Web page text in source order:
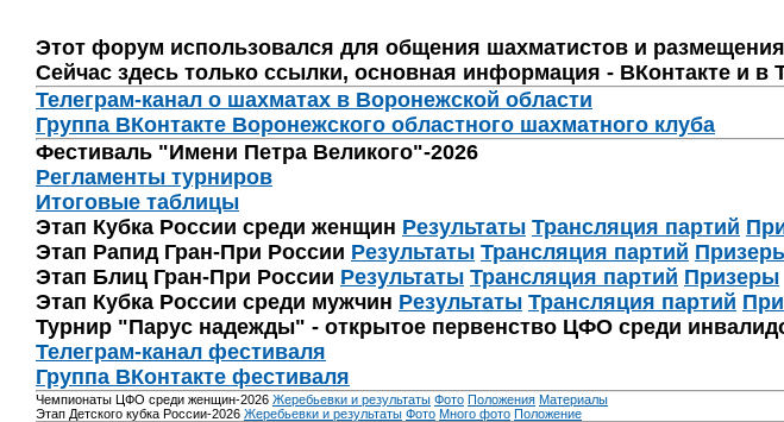
Этот форум использовался для общения шахматистов и
Сейчас здесь только ссылки, основная информация - ВКонтакте и в
Телеграм-канал о шахматах в Воронежской области
Группа ВКонтакте Воронежского областного шахматного клуба
Фестиваль "Имени Петра Великого"-2026
Регламенты турниров
Итоговые таблицы
Этап Кубка России среди женщин Результаты Трансляция партий
Этап Рапид Гран-При России Результаты Трансляция партий
Этап Блиц Гран-При России Результаты Трансляция партий Призеры
Этап Кубка России среди мужчин Результаты Трансляция партий
Турнир "Парус надежды" - открытое первенство ЦФО среди
Телеграм-канал фестиваля
Группа ВКонтакте фестиваля
Чемпионаты ЦФО среди женщин-2026 Жеребьевки и результаты Фото Положения Материалы
Этап Детского кубка России-2026 Жеребьевки и результаты Фото Много фото Положение